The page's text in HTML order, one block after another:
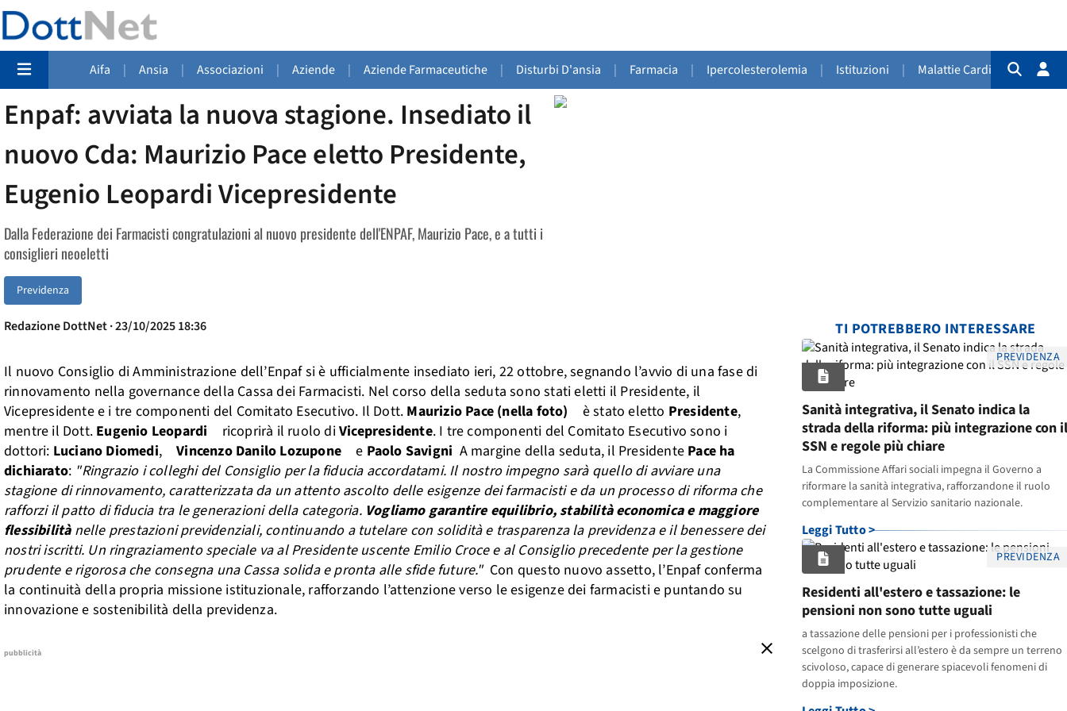
Aifa | Ansia | Associazioni | Aziende | Aziende Farmaceutiche | Disturbi D'ansia | Farmacia | Ipercolesterolemia | Istituzioni | Malattie Cardiovascolari
Enpaf: avviata la nuova stagione. Insediato il
nuovo Cda: Maurizio Pace eletto Presidente,
Eugenio Leopardi Vicepresidente
Dalla Federazione dei Farmacisti congratulazioni al nuovo presidente dell'ENPAF, Maurizio Pace, e a tutti i
consiglieri neoeletti
Previdenza
Redazione DottNet · 23/10/2025 18:36
Il nuovo Consiglio di Amministrazione dell’Enpaf si è ufficialmente insediato ieri, 22 ottobre, segnando l’avvio di una fase di
rinnovamento nella governance della Cassa dei Farmacisti. Nel corso della seduta sono stati eletti il Presidente, il
Vicepresidente e i tre componenti del Comitato Esecutivo. Il Dott. Maurizio Pace (nella foto) è stato eletto Presidente,
mentre il Dott. Eugenio Leopardi ricoprirà il ruolo diVicepresidente. I tre componenti del Comitato Esecutivo sono i
dottori: Luciano Diomedi, Vincenzo Danilo Lozupone e Paolo Savigni A margine della seduta, il Presidente Pace ha
dichiarato: "Ringrazio i colleghi del Consiglio per la fiducia accordatami. Il nostro impegno sarà quello di avviare una
stagione di rinnovamento, caratterizzata da un attento ascolto delle esigenze dei farmacisti e da un processo di riforma che
rafforzi il patto di fiducia tra le generazioni della categoria. Vogliamo garantire equilibrio, stabilità economica e maggiore
flessibilità nelle prestazioni previdenziali, continuando a tutelare con solidità e trasparenza la previdenza e il benessere dei
nostri iscritti. Un ringraziamento speciale va al Presidente uscente Emilio Croce e al Consiglio precedente per la gestione
prudente e rigorosa che consegna una Cassa solida e pronta alle sfide future." Con questo nuovo assetto, l’Enpaf conferma
la continuità della propria missione istituzionale, rafforzando l’attenzione verso le esigenze dei farmacisti e puntando su
innovazione e sostenibilità della previdenza.
close
pubblicità
TI POTREBBERO INTERESSARE
PREVIDENZA
Sanità integrativa, il Senato indica la
strada della riforma: più integrazione con il
SSN e regole più chiare
La Commissione Affari sociali impegna il Governo a
riformare la sanità integrativa, rafforzandone il ruolo
complementare al Servizio sanitario nazionale.
Leggi Tutto >
PREVIDENZA
Residenti all'estero e tassazione: le
pensioni non sono tutte uguali
a tassazione delle pensioni per i professionisti che
scelgono di trasferirsi all’estero è da sempre un terreno
scivoloso, capace di generare spiacevoli fenomeni di
doppia imposizione.